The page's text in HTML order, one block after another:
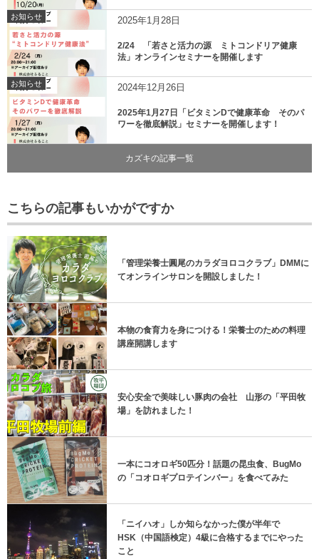
お知らせ 2025年1月28日
2/24 「若さと活力の源 ミトコンドリア健康
法」オンラインセミナーを開催します
お知らせ 2024年12月26日
2025年1月27日「ビタミンDで健康革命 そのパ
ワーを徹底解説」セミナーを開催します！
カズキの記事一覧
こちらの記事もいかがですか
「管理栄養士圓尾のカラダヨロコクラブ」DMMに
てオンラインサロンを開設しました！
本物の食育力を身につける！栄養士のための料理
講座開講します
安心安全で美味しい豚肉の会社 山形の「平田牧
場」を訪れました！
一本にコオロギ50匹分！話題の昆虫食、BugMo
の「コオロギプロテインバー」を食べてみた
「ニイハオ」しか知らなかった僕が半年で
HSK（中国語検定）4級に合格するまでにやった
こと